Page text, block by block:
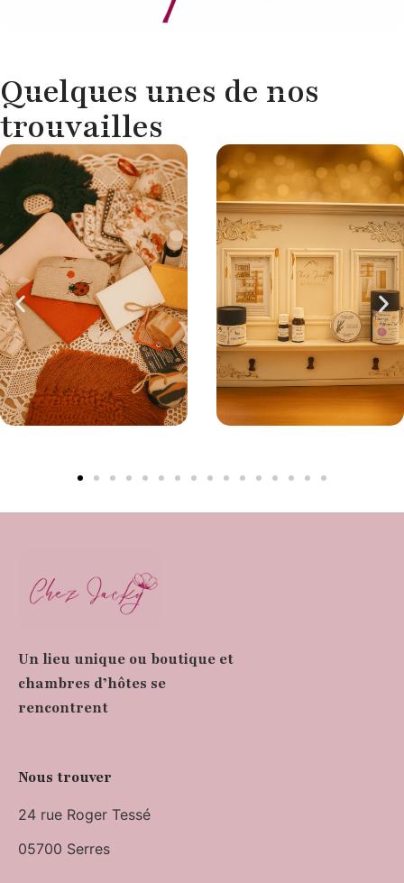
Quelques unes de nos
trouvailles
Un lieu unique ou boutique et
chambres d’hôtes se
rencontrent
Nous trouver
24 rue Roger Tessé
05700 Serres